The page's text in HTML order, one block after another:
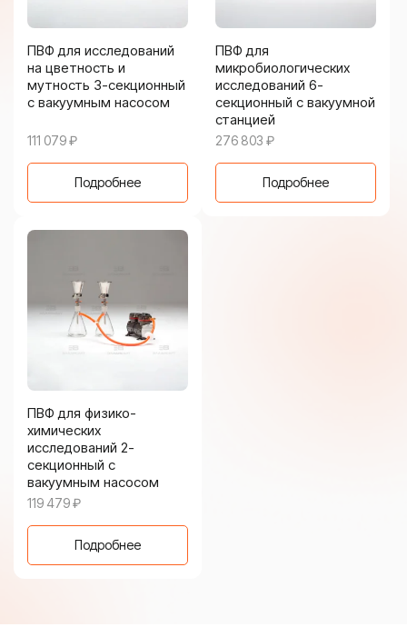
ПВФ для исследований
на цветность и
мутность 3-секционный
с вакуумным насосом
111 079₽
Подробнее
ПВФ для
микробиологических
исследований 6-
секционный с вакуумной
станцией
276 803 ₽
Подробнее
ПВФ для физико-
химических
исследований 2-
секционный с
вакуумным насосом
119 479₽
Подробнее